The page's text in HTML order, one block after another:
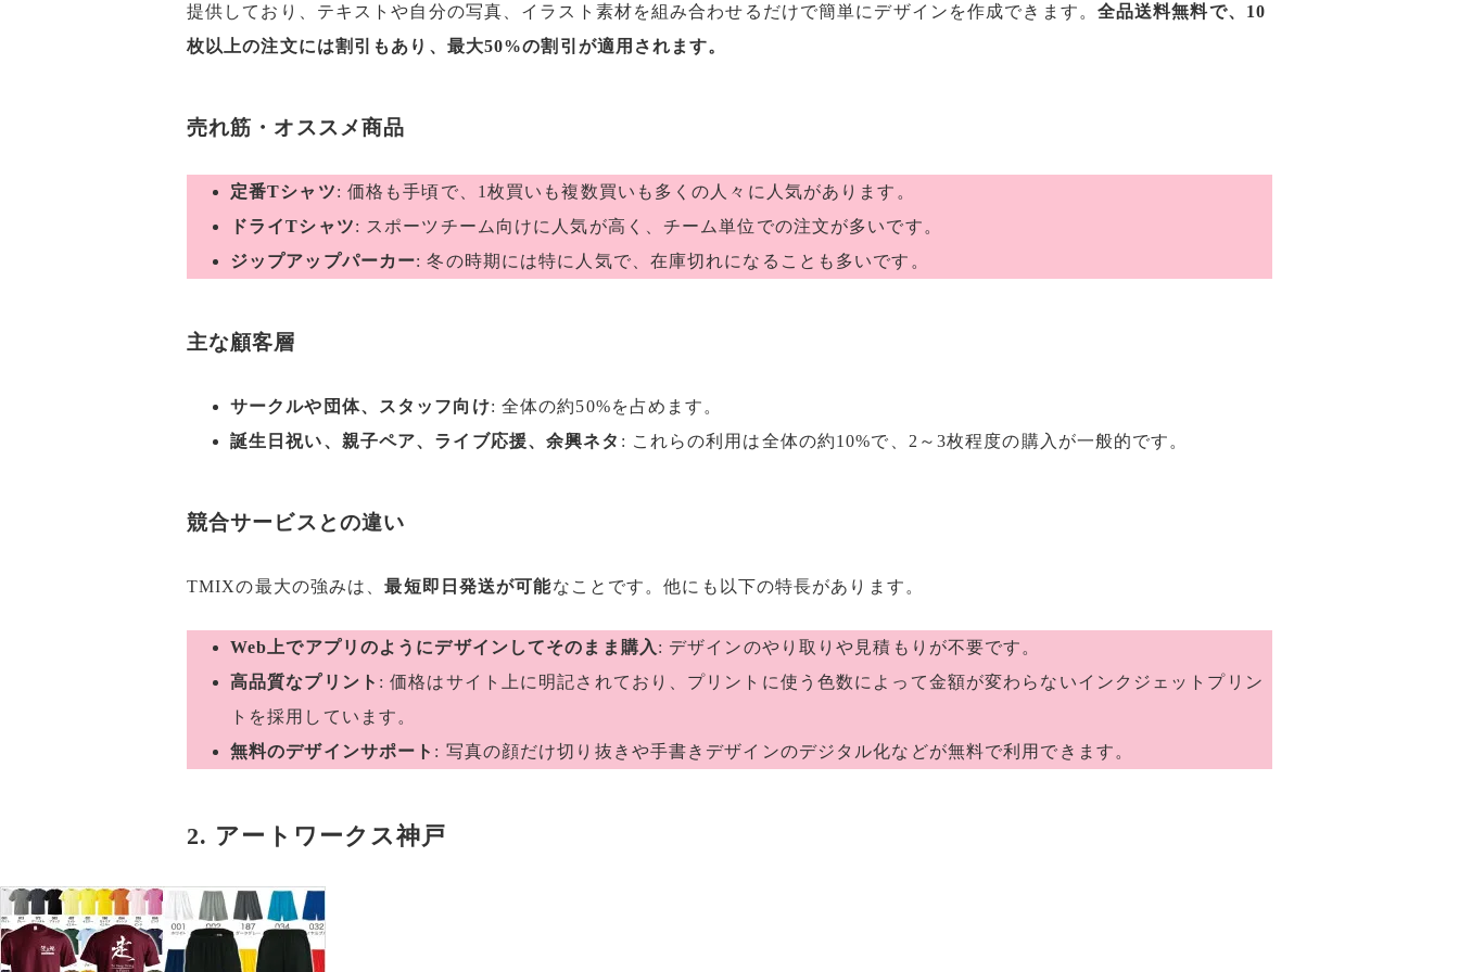
提供しており、テキストや自分の写真、イラスト素材を組み合わせるだけで簡単にデザインを作成できます。 全品送料無料で、10
枚以上の注文には割引もあり、最大50%の割引が適用されます。
売れ筋・オススメ商品
定番Tシャツ: 価格も手頃で、1枚買いも複数買いも多くの人々に人気があります。
ドライTシャツ: スポーツチーム向けに人気が高く、チーム単位での注文が多いです。
ジップアップパーカー: 冬の時期には特に人気で、在庫切れになることも多いです。
主な顧客層
サークルや団体、スタッフ向け: 全体の約50%を占めます。
誕生日祝い、親子ペア、ライブ応援、余興ネタ : これらの利用は全体の約10%で、2～3枚程度の購入が一般的です。
競合サービスとの違い
TMIXの最大の強みは、最短即日発送が可能なことです。他にも以下の特長があります。
Web上でアプリのようにデザインしてそのまま購入 : デザインのやり取りや見積もりが不要です。
高品質なプリント : 価格はサイト上に明記されており、プリントに使う色数によって金額が変わらないインクジェットプリン
トを採用しています。
無料のデザインサポート : 写真の顔だけ切り抜きや手書きデザインのデジタル化などが無料で利用できます。
2. アートワークス神戸